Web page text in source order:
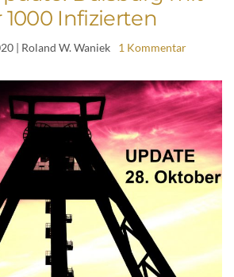
1000 Infizierten
| Roland W. Waniek 1 Kommentar